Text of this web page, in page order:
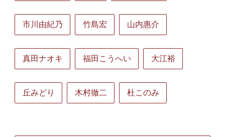
市川由紀乃 竹島宏 山内惠介
真田ナオキ 福田こうへい 大江裕
丘みどり 木村徹二 杜このみ